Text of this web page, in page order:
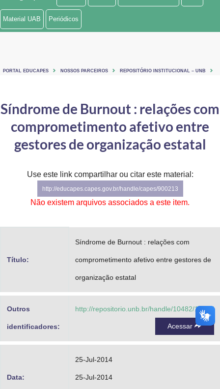
Ministério de Minas e Energia
Ministério da Mulher, da Família e dos Direitos Humanos
Secretaria de Governo
Gabinete de Segurança Institucional
Material UAB Periódicos
PORTAL EDUCAPES NOSSOS PARCEIROS REPOSITÓRIO INSTITUCIONAL – UNB
Síndrome de Burnout : relações com
comprometimento afetivo entre
gestores de organização estatal
Use este link compartilhar ou citar este material:
http://educapes.capes.gov.br/handle/capes/900213
Não existem arquivos associados a este item.
Título:
Síndrome de Burnout : relações com
comprometimento afetivo entre gestores de
organização estatal
Outros
identificadores:
http://repositorio.unb.br/handle/10482/15977
Acessar
Data:
25-Jul-2014
25-Jul-2014